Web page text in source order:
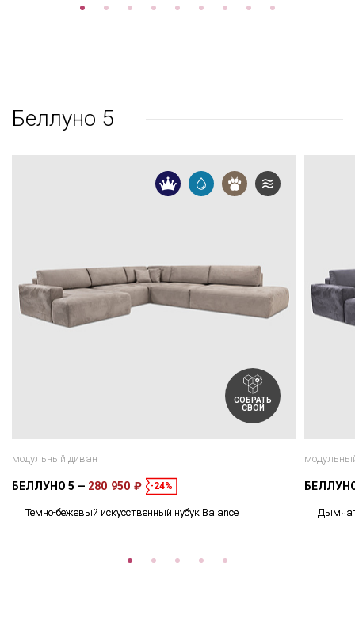
Беллуно 5
СОБРАТЬ
СВОЙ
модульный диван
БЕЛЛУНО 5 280 950 ₽ -24%
Темно-бежевый искусственный нубук Balance